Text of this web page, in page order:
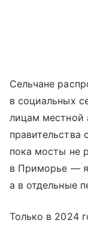
Сельчане
в социальных
лицам местной
правительства
пока мосты не
в Приморье —
а в отдельные
Только в 2024